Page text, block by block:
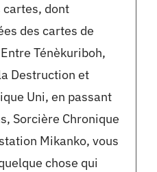
cartes, dont
des cartes de
Ténèkuriboh,
Destruction et
Uni, en passant
Sorcière Chronique
Mikanko, vous
chose qui